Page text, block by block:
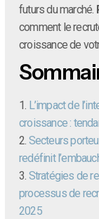
futurs du marché.
comment le
croissance de
1. L’impact de
croissance :
2. Secteurs
redéfinit
3. Stratégies de
processus de
2025